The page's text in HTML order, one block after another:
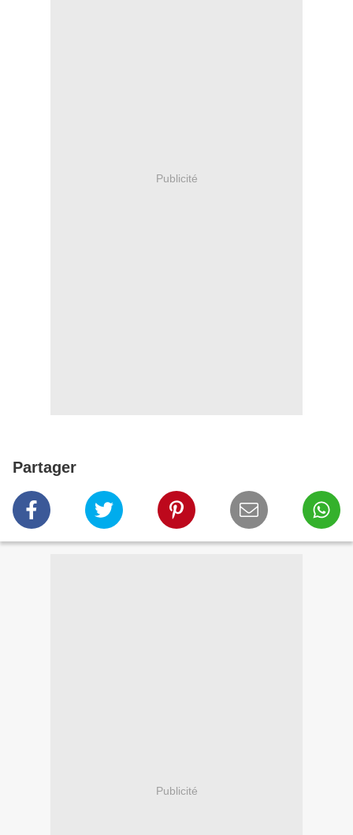
Publicité
Partager
Publicité